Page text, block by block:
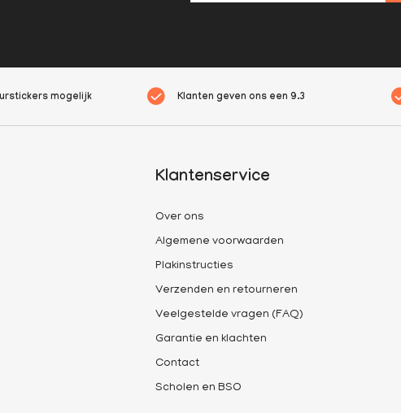
mogelijk Klanten geven ons een9.3
Klantenservice
Over ons
Algemene voorwaarden
Plakinstructies
Verzenden en retourneren
Veelgestelde vragen (FAQ)
Garantie en klachten
Contact
Scholen en BSO